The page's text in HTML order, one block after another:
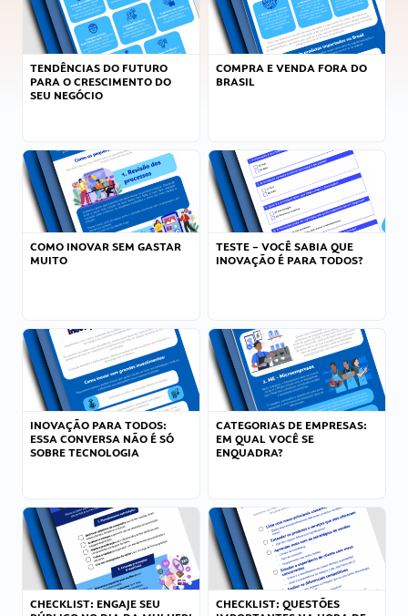
TENDÊNCIAS DO FUTURO
PARA O CRESCIMENTO DO
SEU NEGÓCIO
COMPRA E VENDA FORA DO
BRASIL
COMO INOVAR SEM GASTAR
MUITO
TESTE – VOCÊ SABIA QUE
INOVAÇÃO É PARA TODOS?
INOVAÇÃO PARA TODOS:
ESSA CONVERSA NÃO É SÓ
SOBRE TECNOLOGIA
CATEGORIAS DE EMPRESAS:
EM QUAL VOCÊ SE
ENQUADRA?
CHECKLIST: ENGAJE SEU
CHECKLIST: QUESTÕES